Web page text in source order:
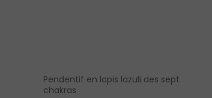
Pendentif en lapis lazuli des sept
chakras